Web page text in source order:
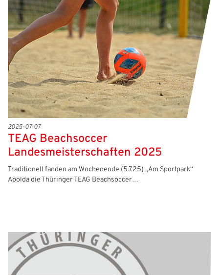
2025-07-07
TEAG Beachsoccer
Landesmeisterschaften 2025
Traditionell fanden am Wochenende (5.7.25) „Am Sportpark“
Apolda die Thüringer TEAG Beachsoccer…